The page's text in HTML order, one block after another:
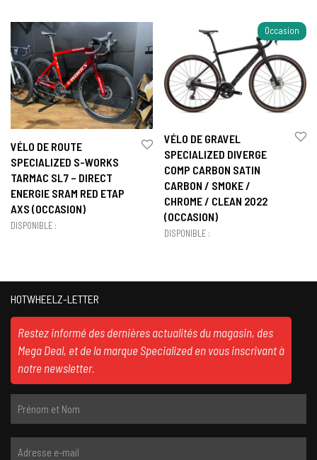
VÉLO DE ROUTE
SPECIALIZED S-WORKS
TARMAC SL7 – DIRECT
ENERGIE SRAM RED ETAP
AXS (OCCASION)
DISPONIBLE :
Occasion
VÉLO DE GRAVEL
SPECIALIZED DIVERGE
COMP CARBON SATIN
CARBON / SMOKE /
CHROME / CLEAN 2022
(OCCASION)
DISPONIBLE :
HOTWHEELZ-LETTER
Restez informé des dernières actualités du magasin, des
Mega Deal, et de la marque Specialized en vous inscrivant à
notre newsletter.